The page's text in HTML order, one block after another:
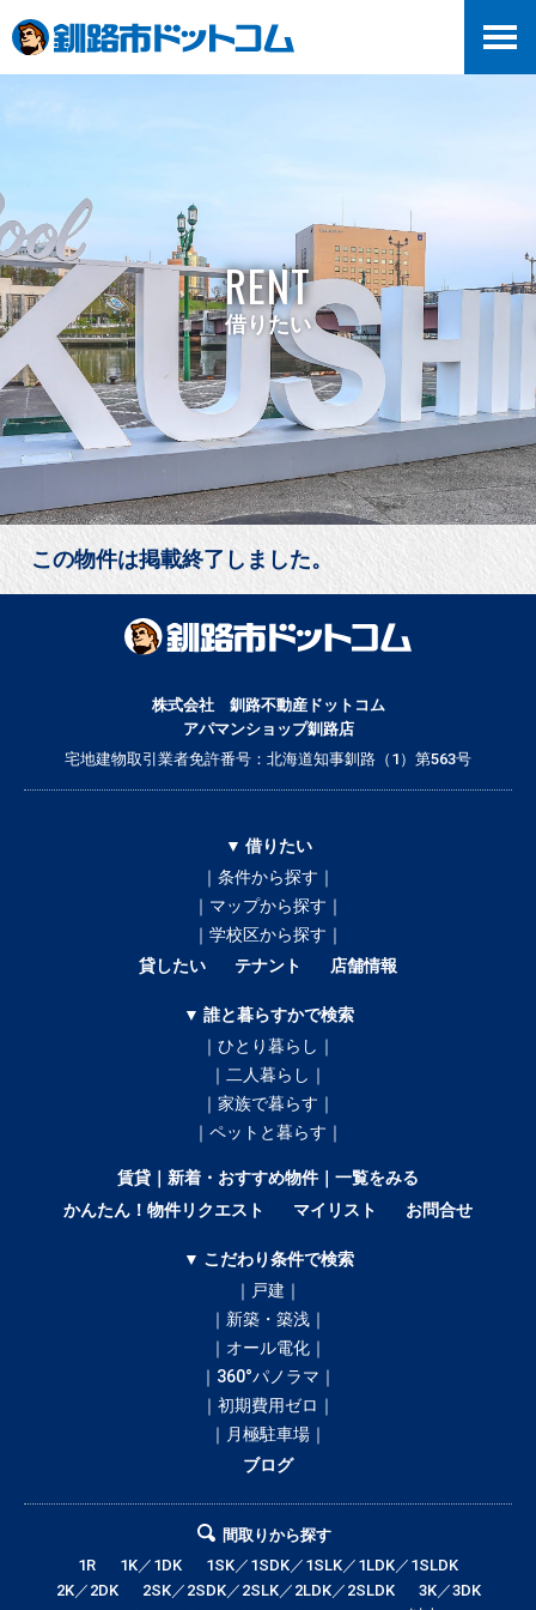
RENT
借りたい
この物件は掲載終了しました。
株式会社 釧路不動産ドットコム
アパマンショップ釧路店
宅地建物取引業者免許番号：北海道知事釧路（1）第563号
▼ 借りたい
｜条件から探す｜
｜マップから探す｜
｜学校区から探す｜
貸したい
テナント 店舗情報
▼ 誰と暮らすかで検索
｜ひとり暮らし｜
｜二人暮らし｜
｜家族で暮らす｜
｜ペットと暮らす｜
賃貸｜新着・おすすめ物件｜一覧をみる
かんたん！物件リクエスト
マイリスト お問合せ
▼ こだわり条件で検索
｜戸建｜
｜新築・築浅｜
｜オール電化｜
｜360°パノラマ｜
｜初期費用ゼロ｜
｜月極駐車場｜
ブログ
間取りから探す
1R
1K／1DK
1SK／1SDK／1SLK／1LDK／1SLDK
2K／2DK
2SK／2SDK／2SLK／2LDK／2SLDK
3K／3DK